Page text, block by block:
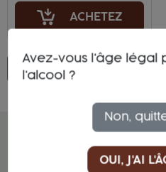
ACHETEZ
Retour en haut
REJOIGNEZ LA TEAM
Avez-vous l'âge légal
l'alcool ?
Non,
OUI, J'AI